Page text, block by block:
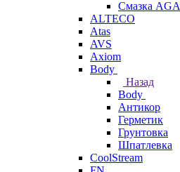
Смазка AGA
ALTECO
Atas
AVS
Axiom
Body
Назад
Body
Антикор
Герметик
Грунтовка
Шпатлевка
CoolStream